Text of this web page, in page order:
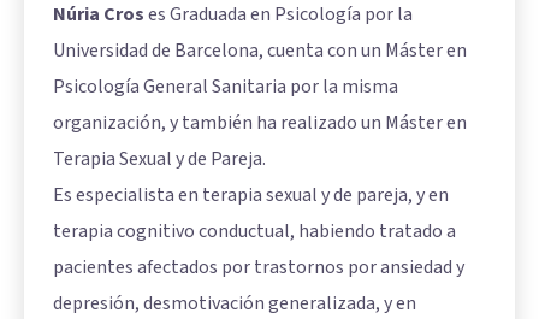
Núria Croses Graduada en Psicología por la
Universidad de Barcelona, cuenta con un Máster en
Psicología General Sanitaria por la misma
organización, y también ha realizado un Máster en
Terapia Sexual y de Pareja.
Es especialista en terapia sexual y de pareja, y en
terapia cognitivo conductual, habiendo tratado a
pacientes afectados por trastornos por ansiedad y
depresión, desmotivación generalizada, y en